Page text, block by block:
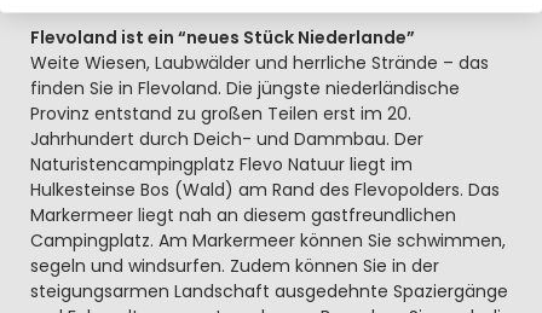
Flevoland ist ein “neues Stück Niederlande”
Weite Wiesen, Laubwälder und herrliche Strände – das
finden Sie in Flevoland. Die jüngste niederländische
Provinz entstand zu großen Teilen erst im 20.
Jahrhundert durch Deich- und Dammbau. Der
Naturistencampingplatz Flevo Natuur liegt im
Hulkesteinse Bos (Wald) am Rand des Flevopolders. Das
Markermeer liegt nah an diesem gastfreundlichen
Campingplatz. Am Markermeer können Sie schwimmen,
segeln und windsurfen. Zudem können Sie in der
steigungsarmen Landschaft ausgedehnte Spaziergänge